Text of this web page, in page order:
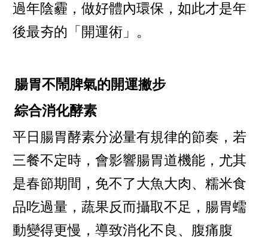
過年陰霾，做好體內環保，如此才是年
後最夯的「開運術」。
腸胃不鬧脾氣的開運撇步
綜合消化酵素
平日腸胃酵素分泌量有規律的節奏，若
三餐不定時，會影響腸胃道機能，尤其
是春節期間，免不了大魚大肉、糯米食
品吃過量，蔬果反而攝取不足，腸胃蠕
動變得更慢，導致消化不良、腹痛腹